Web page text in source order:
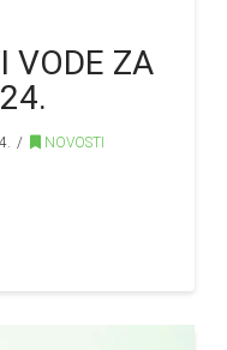
VODE ZA
NOVOSTI